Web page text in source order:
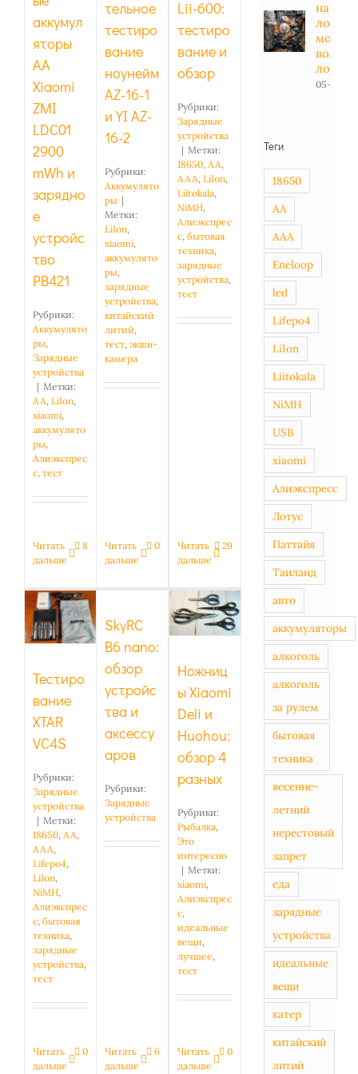
PB421
аккумул
яторы
AA
Xiaomi
ZMI
LDC01
2900
mWh и
зарядно
е
устройс
тво
PB421
Рубрики:
Аккумулято
ры,
Зарядные
устройства
| Метки:
AA, LiIon,
xiaomi,
аккумулято
ры,
Алиэкспрес
с, тест
Читать
дальше
8
тельное
тестиро
вание
ноунейм
AZ-16-1
и YI AZ-
16-2
Рубрики:
Аккумулято
ры |
Метки:
LiIon,
xiaomi,
аккумулято
ры,
зарядные
устройства,
китайский
литий,
тест, экшн-
камера
Читать
дальше
0
Lii-600:
тестиро
вание и
обзор
Рубрики:
Зарядные
устройства
| Метки:
18650, AA,
AAA, LiIon,
Liitokala,
NiMH,
Алиэкспрес
с, бытовая
техника,
зарядные
устройства,
тест
Читать
дальше
29
Тестирование
XTAR
VC4S
Тестиро
вание
XTAR
VC4S
Рубрики:
Зарядные
устройства
| Метки:
18650, AA,
AAA,
Lifepo4,
LiIon,
NiMH,
Алиэкспрес
с, бытовая
техника,
зарядные
устройства,
тест
Читать
дальше
0
SkyRC
B6 nano:
обзор
устройс
тва и
аксессу
аров
Рубрики:
Зарядные
устройства
Читать
дальше
6
Xiaomi
Deli и
Huohou:
Ножниц
ы Xiaomi
Deli и
Huohou:
обзор 4
разных
Рубрики:
Рыбалка,
Это
интересно
| Метки:
xiaomi,
Алиэкспрес
с,
идеальные
вещи,
лучшее,
тест
Читать
дальше
0
на
мотор
вольт в
лодке
05-01-
Теги
18650
AA
AAA
Eneloop
led
Lifepo4
LiIon
Liitokala
NiMH
USB
xiaomi
Алиэкспресс
Лотус
Паттайя
Таиланд
авто
аккумуляторы
алкоголь
алкоголь
за рулем
бытовая
техника
весенне-
летний
нерестовый
запрет
еда
зарядные
устройства
идеальные
вещи
катер
китайский
литий